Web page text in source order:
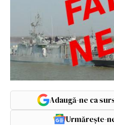
Adaugă-ne ca
Urmărește-